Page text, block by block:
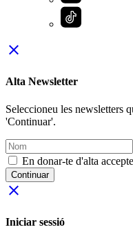
close
Alta Newsletter
Seleccioneu les newsletters
'Continuar'.
En donar-te d'alta
Continuar
close
Iniciar sessió